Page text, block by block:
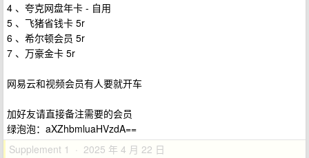
4 、夸克网盘年卡 - 自用
5 、飞猪省钱卡 5r
6 、希尔顿会员 5r
7 、万豪金卡 5r
网易云和视频会员有人要就开车
加好友请直接备注需要的会员
绿泡泡：aXZhbmluaHVzdA==
Supplement 1 · 2025 年 4 月 22 日